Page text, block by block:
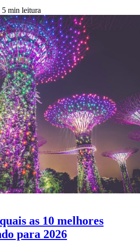
5 min leitura
as 10 melhores
para 2026